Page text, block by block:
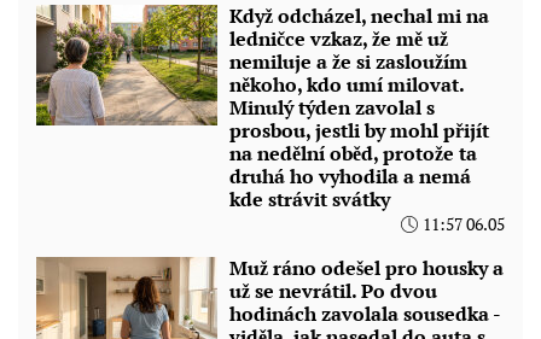
Když odcházel, nechal mi na
ledničce vzkaz, že mě už
nemiluje a že si zasloužím
někoho, kdo umí milovat.
Minulý týden zavolal s
prosbou, jestli by mohl přijít
na nedělní oběd, protože ta
druhá ho vyhodila a nemá
kde strávit svátky
11:57 06.05
Muž ráno odešel pro housky a
už se nevrátil. Po dvou
hodinách zavolala sousedka -